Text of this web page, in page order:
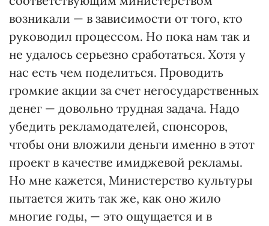
возникали — в зависимости от того, кто
руководил процессом. Но пока нам так и
не удалось серьезно сработаться. Хотя у
нас есть чем поделиться. Проводить
громкие акции за счет негосударственных
денег — довольно трудная задача. Надо
убедить рекламодателей, спонсоров,
чтобы они вложили деньги именно в этот
проект в качестве имиджевой рекламы.
Но мне кажется, Министерство культуры
пытается жить так же, как оно жило
многие годы, — это ощущается и в